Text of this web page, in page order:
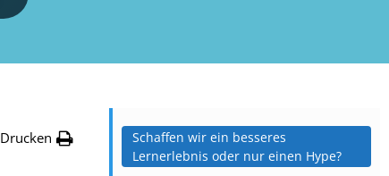
Drucken
Schaffen wir ein besseres
Lernerlebnis oder nur einen Hype?